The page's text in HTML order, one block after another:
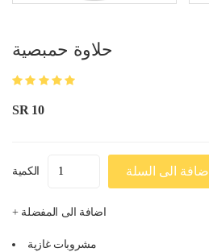
حلاوة حمبصية
SR 10
الكمية اضافة الى السلة
+ اضافة الى المفضلة
مشروبات غازية